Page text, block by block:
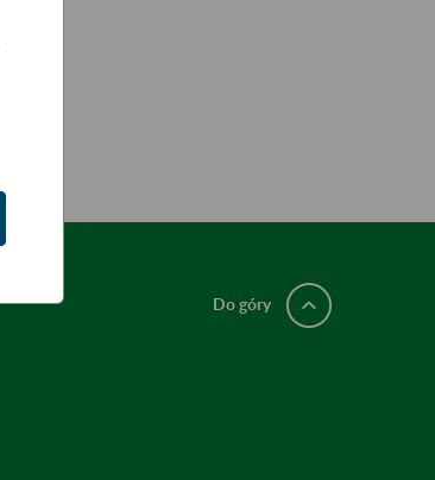
Do góry